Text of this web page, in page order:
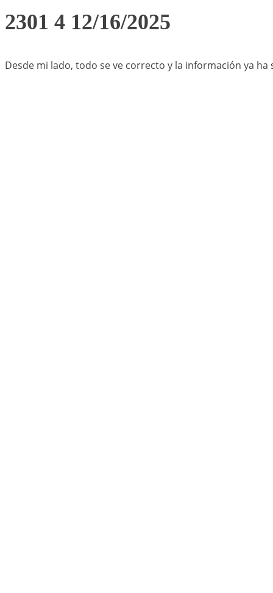
2301 4 12/16/2025
Desde mi lado, todo se ve correcto y la información ya ha